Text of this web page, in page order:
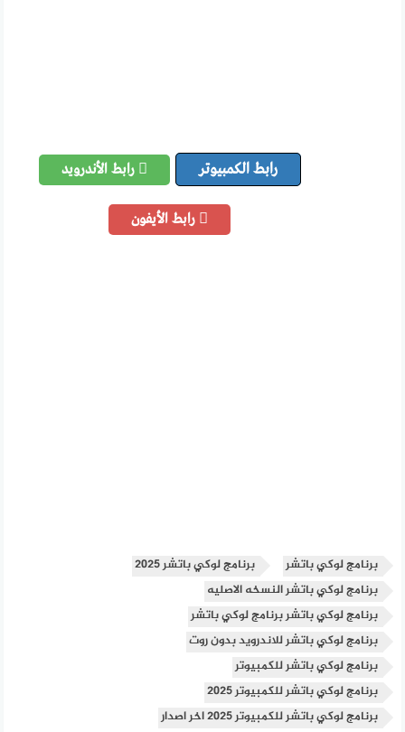
رابط الكمبيوتر رابط الأندرويد
رابط الأيفون
برنامج لوكي باتشر
برنامج لوكي باتشر 2025
برنامج لوكي باتشر النسخه الاصليه
برنامج لوكي باتشر برنامج لوكي باتشر
برنامج لوكي باتشر للاندرويد بدون روت
برنامج لوكي باتشر للكمبيوتر
برنامج لوكي باتشر للكمبيوتر 2025
برنامج لوكي باتشر للكمبيوتر 2025 اخر اصدار